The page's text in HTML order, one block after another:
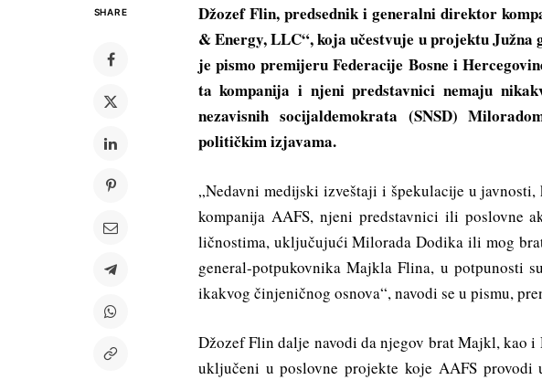
SHARE
Džozef Flin, predsednik i generalni direktor
& Energy, LLC“, koja učestvuje u projektu Južna
je pismo premijeru Federacije Bosne i
ta kompanija i njeni predstavnici nemaju
nezavisnih socijaldemokrata (SNSD)
političkim izjavama.
„Nedavni medijski izveštaji i špekulacije u javnosti,
kompanija AAFS, njeni predstavnici ili poslovne
ličnostima, uključujući Milorada Dodika ili mog
general-potpukovnika Majkla Flina, u potpunosti
ikakvog činjeničnog osnova“, navodi se u pismu,
Džozef Flin dalje navodi da njegov brat Majkl, kao
uključeni u poslovne projekte koje AAFS